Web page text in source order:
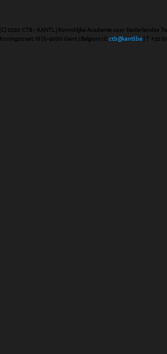
(C) 2020 CTB - KANTL | Koninklijke Academie voor Nederlandse
Koningstraat 18 | b-9000 Gent | Belgium | E ctb@kantl.be | T +32